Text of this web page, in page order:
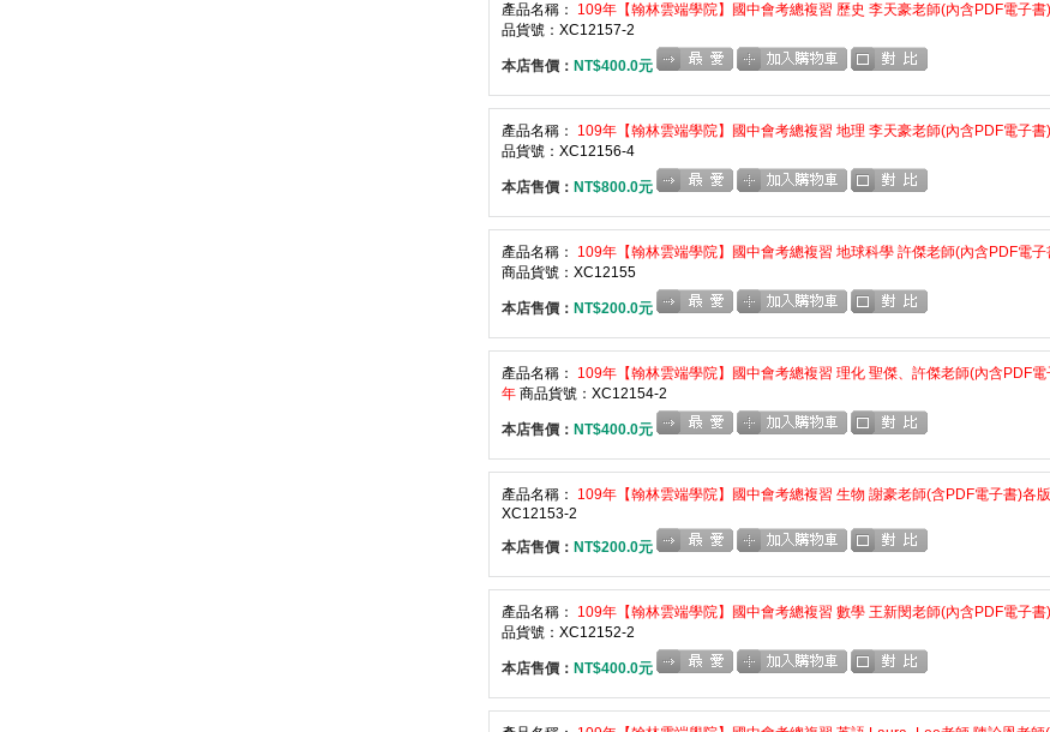
產品名稱： 109年【翰林雲端學院】國中會考總複習 歷史 李天豪老師(內含PDF電子
品貨號：XC12157-2
本店售價： NT$400.0元
產品名稱： 109年【翰林雲端學院】國中會考總複習 地理 李天豪老師(內含PDF電子
品貨號：XC12156-4
本店售價： NT$800.0元
產品名稱：
109年【翰林雲端學院】國中會考總複習 地球科學 許傑老師(內含PDF電
商品貨號：XC12155
本店售價： NT$200.0元
產品名稱：
109年【翰林雲端學院】國中會考總複習 理化 聖傑、許傑老師(內含PDF
年 商品貨號：XC12154-2
本店售價： NT$400.0元
產品名稱： 109年【翰林雲端學院】國中會考總複習 生物 謝豪老師(含PDF電子書)各
XC12153-2
本店售價： NT$200.0元
產品名稱： 109年【翰林雲端學院】國中會考總複習 數學 王新閔老師(內含PDF電子
品貨號：XC12152-2
本店售價： NT$400.0元